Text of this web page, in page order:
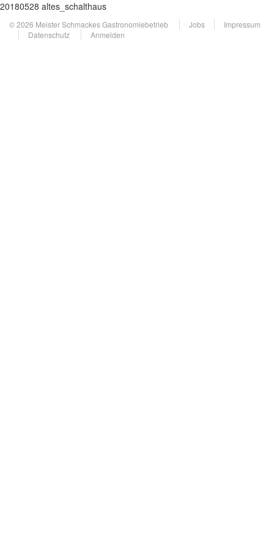
20180528 altes_schalthaus
© 2026 Meister Schmackes Gastronomiebetrieb Jobs
Impressum
Datenschutz
Anmelden